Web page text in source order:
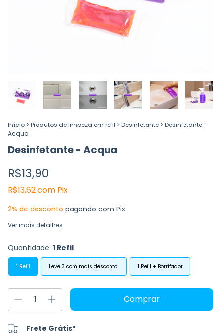
Início > Produtos de limpeza em refil > Desinfetante > Desinfetante -
Acqua
Desinfetante - Acqua
R$13,90
R$13,62com Pix
2% de desconto pagando com Pix
Ver mais detalhes
Quantidade: 1 Refil
1 Refil Leve 3 com mais desconto! 1 Refil + Borrifador
Frete Grátis*